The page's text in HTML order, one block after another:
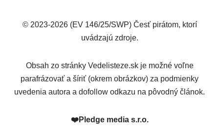
© 2023-2026 (EV 146/25/SWP) Česť pirátom, ktorí
uvádzajú zdroje.
Obsah zo stránky Vedelisteze.sk je možné voľne
parafrázovať a šíriť (okrem obrázkov) za podmienky
uvedenia autora a dofollow odkazu na pôvodný článok.
❤️Pledge media s.r.o.